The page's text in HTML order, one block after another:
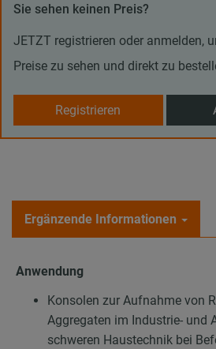
Sie sehen keinen Preis?
JETZT registrieren oder anmelden,
Preise zu sehen und direkt zu
Registrieren
Ergänzende Informationen
Anwendung
Konsolen zur Aufnahme von
Aggregaten im Industrie- und
schweren Haustechnik bei